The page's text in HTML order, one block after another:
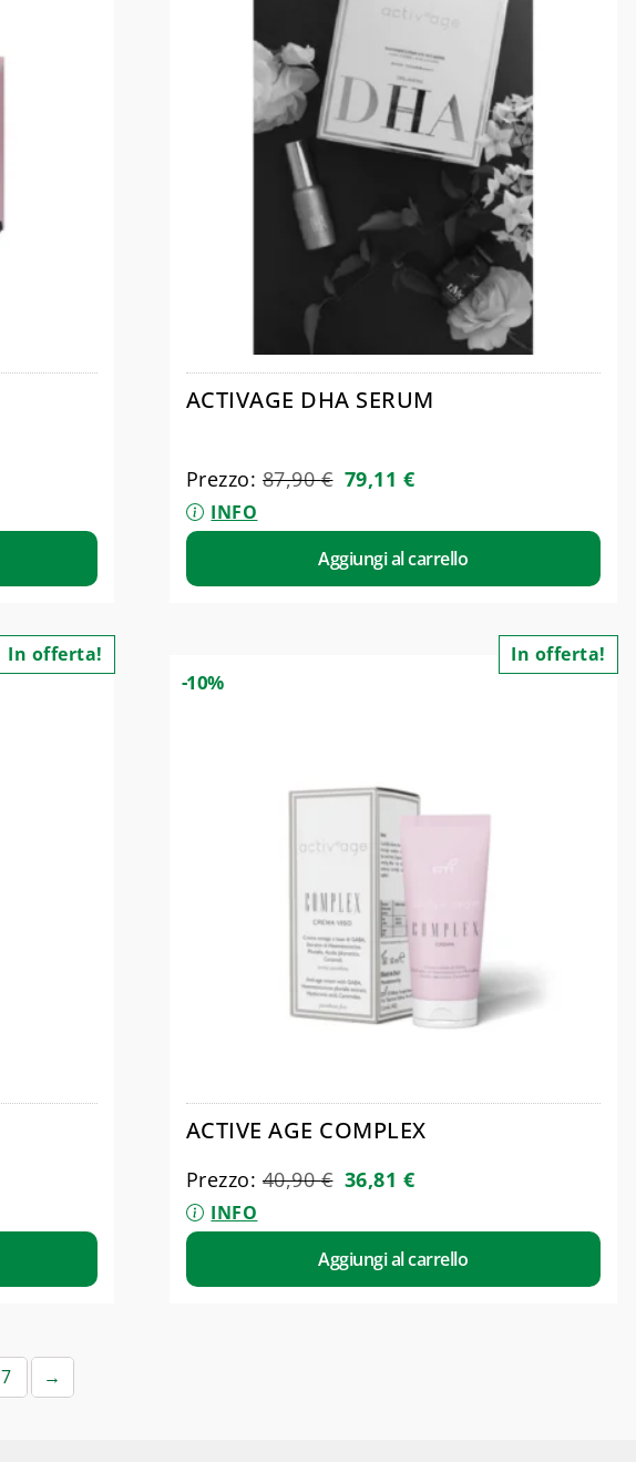
ACTIVAGE DHA SERUM
Prezzo: 87,90€ 79,11 €
INFO
Aggiungi al carrello
In offerta!
ACTIVE AGE COMPLEX
Prezzo: 40,90€ 36,81 €
INFO
Aggiungi al carrello
In offerta!
-10%
7 →